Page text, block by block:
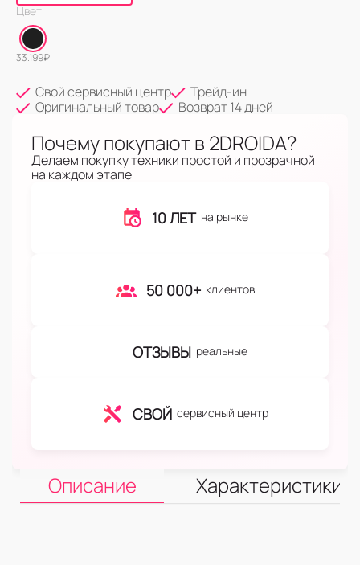
Цвет
33.199₽
Свой сервисный центр
Трейд-ин
Оригинальный товар
Возврат 14 дней
Почему покупают в 2DROIDA?
Делаем покупку техники простой и прозрачной
на каждом этапе
10 ЛЕТ на рынке
50 000+ клиентов
ОТЗЫВЫ реальные
СВОЙ сервисный центр
Описание Характеристики